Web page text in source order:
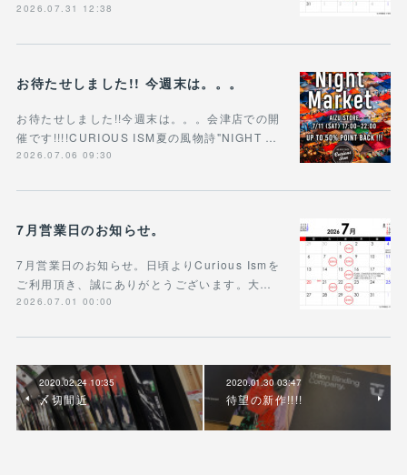
2026.07.31 12:38
お待たせしました!! 今週末は。。。
お待たせしました!!今週末は。。。会津店での開
催です!!!!CURIOUS ISM夏の風物詩"NIGHT …
2026.07.06 09:30
7月営業日のお知らせ。
7月営業日のお知らせ。日頃よりCurious Ismを
ご利用頂き、誠にありがとうございます。大…
2026.07.01 00:00
2020.02.24 10:35
〆切間近
2020.01.30 03:47
待望の新作!!!!